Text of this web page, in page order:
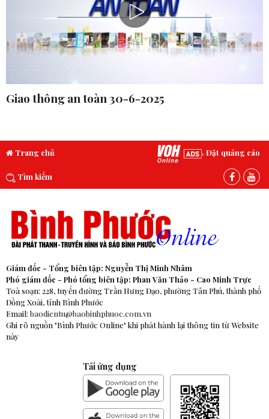
Giao thông an toàn 30-6-2025
Trang chủ Đặt quảng cáo
Tìm kiếm
Giám đốc - Tổng biên tập: Nguyễn Thị Minh Nhâm
Phó giám đốc - Phó tổng biên tập: Phan Văn Thảo - Cao Minh Trực
Toà soạn: 228, tuyến đường Trần Hưng Đạo, phường Tân Phú, thành phố
Đồng Xoài, tỉnh Bình Phước
Email: baodientu@baobinhphuoc.com.vn
Ghi rõ nguồn "Bình Phước Online" khi phát hành lại thông tin từ Website
này
Tải ứng dụng